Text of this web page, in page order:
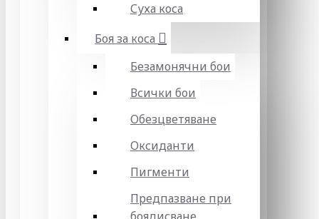
Суха коса
Боя за коса
Безамонячни бои
Всички бои
Обезцветяване
Оксиданти
Пигменти
Предпазване при